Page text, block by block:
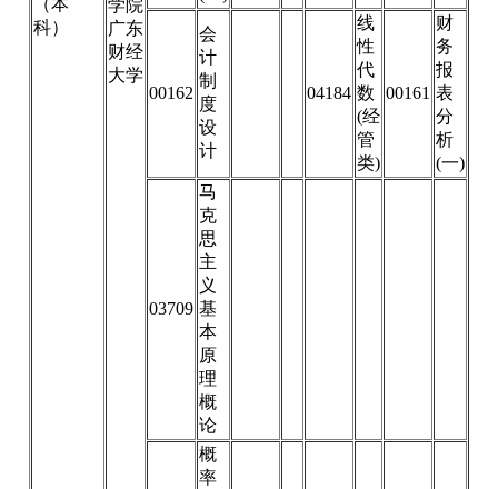
（本
科）
学院
广东
财经
大学
00162
会
计
制
度
设
计
04184
线
性
代
数
(经
管
类)
00161
财
务
报
表
分
析
(一)
03709
马
克
思
主
义
基
本
原
理
概
论
概
率